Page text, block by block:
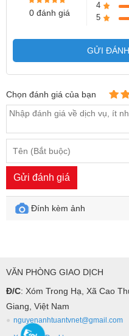
0 đánh giá
4
5
GỬI
Chọn đánh giá của bạn
Gửi đánh giá
Đính kèm ảnh
VĂN PHÒNG GIAO DỊCH
Đ/C: Xóm Trong Hạ, Xã Cao
Giang, Việt Nam
nguyenanhtuantvnet@gmail.com